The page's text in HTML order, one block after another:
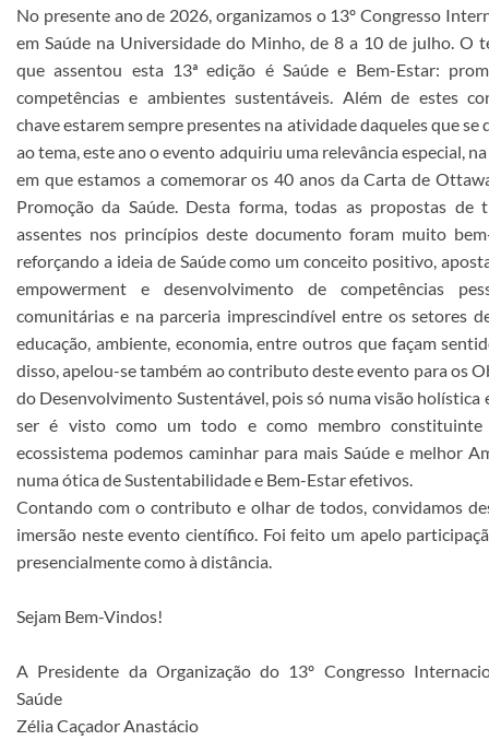
No presente ano de 2026, organizamos o 13º Congresso
em Saúde na Universidade do Minho, de 8 a 10 de julho. O
que assentou esta 13ª edição é Saúde e Bem-Estar:
competências e ambientes sustentáveis. Além de estes
chave estarem sempre presentes na atividade daqueles que se
ao tema, este ano o evento adquiriu uma relevância especial,
em que estamos a comemorar os 40 anos da Carta de
Promoção da Saúde. Desta forma, todas as propostas de
assentes nos princípios deste documento foram muito
reforçando a ideia de Saúde como um conceito positivo,
empowerment e desenvolvimento de competências
comunitárias e na parceria imprescindível entre os setores
educação, ambiente, economia, entre outros que façam
disso, apelou-se também ao contributo deste evento para os
do Desenvolvimento Sustentável, pois só numa visão holística
ser é visto como um todo e como membro
ecossistema podemos caminhar para mais Saúde e melhor
numa ótica de Sustentabilidade e Bem-Estar efetivos.
Contando com o contributo e olhar de todos, convidamos
imersão neste evento científico. Foi feito um apelo
presencialmente como à distância.
Sejam Bem-Vindos!
A Presidente da Organização do 13º Congresso
Saúde
Zélia Caçador Anastácio